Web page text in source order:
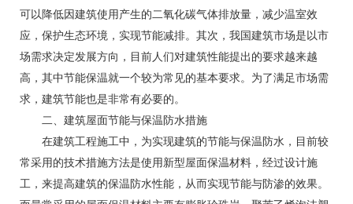
可以降低因建筑使用产生的二氧化碳气体排放量，减少温室效
应，保护生态环境，实现节能减排。其次，我国建筑市场是以市
场需求决定发展方向，目前人们对建筑性能提出的要求越来越
高，其中节能保温就一个较为常见的基本要求。为了满足市场需
求，建筑节能也是非常有必要的。
二、建筑屋面节能与保温防水措施
在建筑工程施工中，为实现建筑的节能与保温防水，目前较
常采用的技术措施方法是使用新型屋面保温材料，经过设计施
工，来提高建筑的保温防水性能，从而实现节能与防渗的效果。